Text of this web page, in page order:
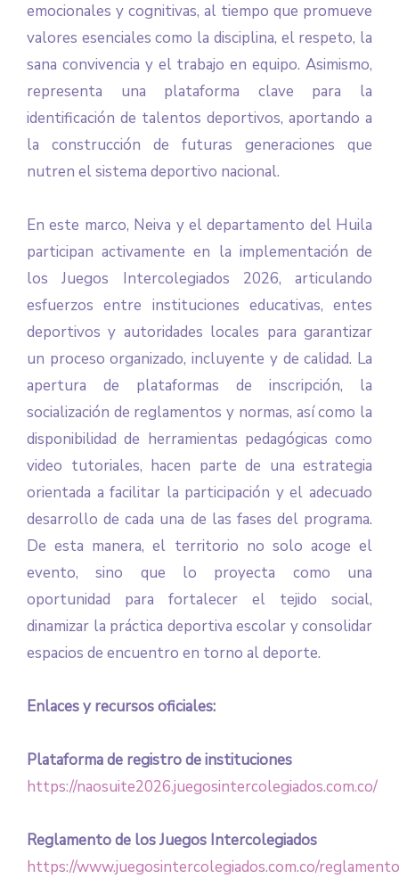
emocionales y cognitivas, al tiempo que promueve
valores esenciales como la disciplina, el respeto, la
sana convivencia y el trabajo en equipo. Asimismo,
representa una plataforma clave para la
identificación de talentos deportivos, aportando a
la construcción de futuras generaciones que
nutren el sistema deportivo nacional.
En este marco, Neiva y el departamento del Huila
participan activamente en la implementación de
los Juegos Intercolegiados 2026, articulando
esfuerzos entre instituciones educativas, entes
deportivos y autoridades locales para garantizar
un proceso organizado, incluyente y de calidad. La
apertura de plataformas de inscripción, la
socialización de reglamentos y normas, así como la
disponibilidad de herramientas pedagógicas como
video tutoriales, hacen parte de una estrategia
orientada a facilitar la participación y el adecuado
desarrollo de cada una de las fases del programa.
De esta manera, el territorio no solo acoge el
evento, sino que lo proyecta como una
oportunidad para fortalecer el tejido social,
dinamizar la práctica deportiva escolar y consolidar
espacios de encuentro en torno al deporte.
Enlaces y recursos oficiales:
Plataforma de registro de instituciones
https://naosuite2026.juegosintercolegiados.com.co/
Reglamento de los Juegos Intercolegiados
https://www.juegosintercolegiados.com.co/reglamento